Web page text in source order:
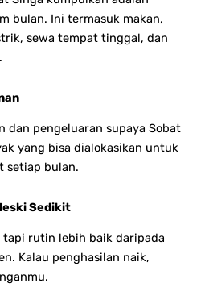
bulan. Ini termasuk makan,
sewa tempat tinggal, dan
dan pengeluaran supaya Sobat
yang bisa dialokasikan untuk
setiap bulan.
Sedikit
rutin lebih baik daripada
Kalau penghasilan naik,